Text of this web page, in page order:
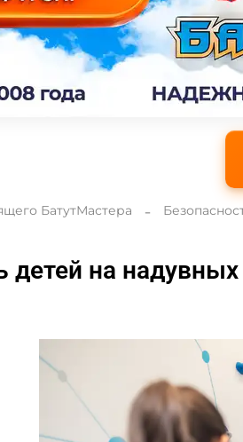
БатутМастера
детей на